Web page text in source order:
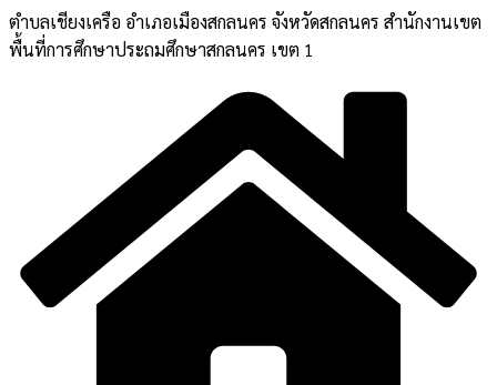
ตำบลเชียงเครือ อำเภอเมืองสกลนคร จังหวัดสกลนคร สำนักงานเขต
พื้นที่การศึกษาประถมศึกษาสกลนคร เขต 1